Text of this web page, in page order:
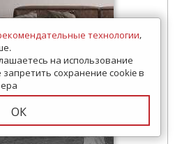
технологии,
на использование
сохранение cookie в
ОК